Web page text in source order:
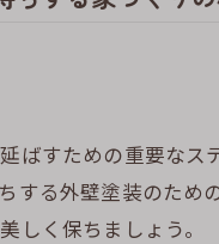
ばすための重要な
する外壁塗装のた
しく保ちましょう。